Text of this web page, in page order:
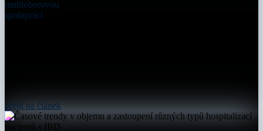
multioborovou
spolupráci
přejít na článek